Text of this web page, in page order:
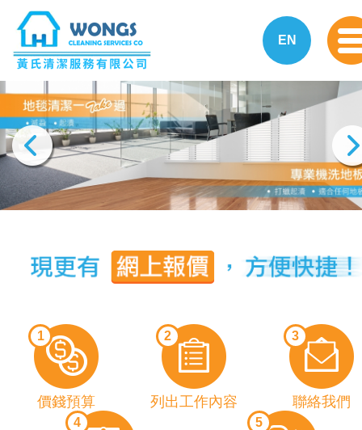
EN
1
價錢預算
2
列出工作內容
3
聯絡我們
4 5